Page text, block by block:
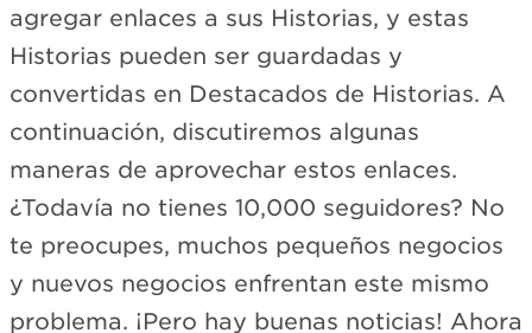
agregar enlaces a sus Historias, y estas
Historias pueden ser guardadas y
convertidas en Destacados de Historias. A
continuación, discutiremos algunas
maneras de aprovechar estos enlaces.
¿Todavía no tienes 10,000 seguidores? No
te preocupes, muchos pequeños negocios
y nuevos negocios enfrentan este mismo
problema. ¡Pero hay buenas noticias! Ahora